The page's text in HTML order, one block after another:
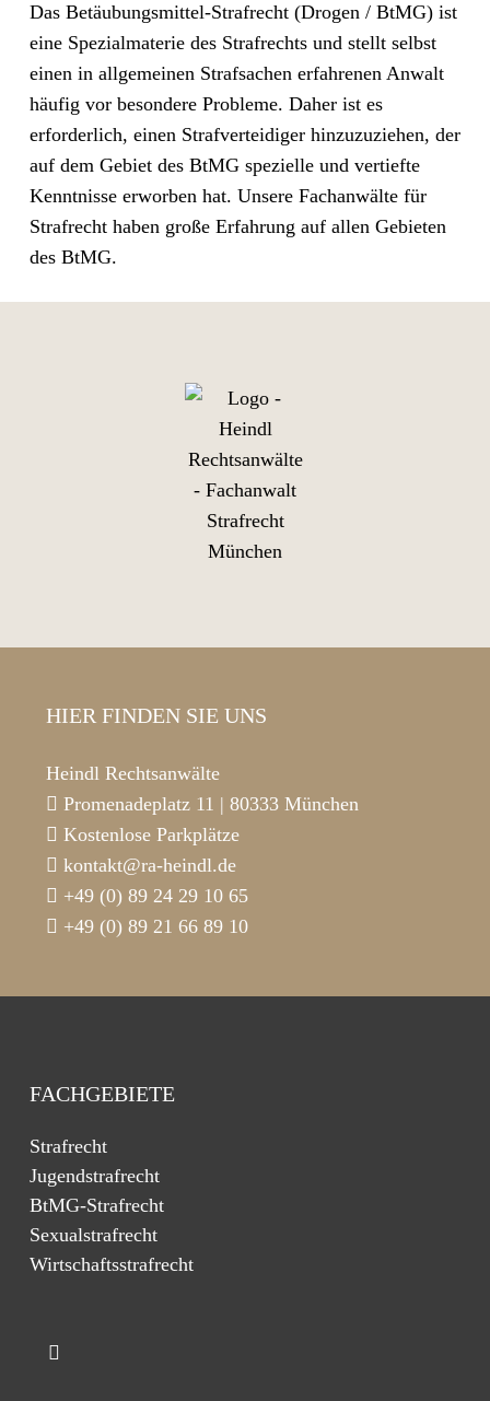
Das Betäubungsmittel-Strafrecht (Drogen / BtMG) ist
eine Spezialmaterie des Strafrechts und stellt selbst
einen in allgemeinen Strafsachen erfahrenen Anwalt
häufig vor besondere Probleme. Daher ist es
erforderlich, einen Strafverteidiger hinzuzuziehen, der
auf dem Gebiet des BtMG spezielle und vertiefte
Kenntnisse erworben hat. Unsere Fachanwälte für
Strafrecht haben große Erfahrung auf allen Gebieten
des BtMG.
HIER FINDEN SIE UNS
Heindl Rechtsanwälte
Promenadeplatz 11 | 80333 München
Kostenlose Parkplätze
kontakt@ra-heindl.de
+49 (0) 89 24 29 10 65
+49 (0) 89 21 66 89 10
FACHGEBIETE
Strafrecht
Jugendstrafrecht
BtMG-Strafrecht
Sexualstrafrecht
Wirtschaftsstrafrecht